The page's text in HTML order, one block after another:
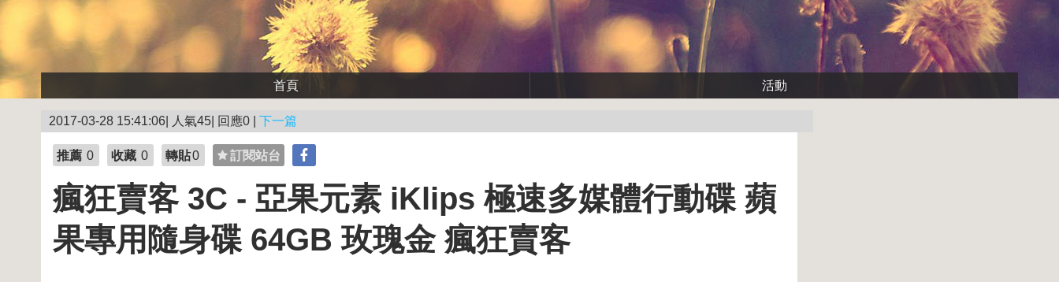
首頁 活動
2017-03-28 15:41:06| 人氣45| 回應0 | 下一篇
推薦 0 收藏 0 轉貼0 訂閱站台
瘋狂賣客 3C - 亞果元素 iKlips 極速多媒體行動碟 蘋
果專用隨身碟 64GB 玫瑰金 瘋狂賣客